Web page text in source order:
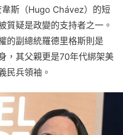
斯（Hugo Chávez）的短
質疑是政變的支持者之一。
的副總統羅德里格斯則是
，其父親更是70年代綁架美
民兵領袖。